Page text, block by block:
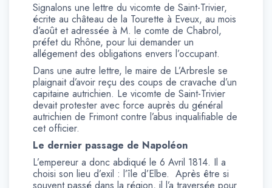
Signalons une lettre du vicomte de Saint-Trivier,
écrite au château de la Tourette à Eveux, au mois
d’août et adressée à M. le comte de Chabrol,
préfet du Rhône, pour lui demander un
allégement des obligations envers l’occupant.
Dans une autre lettre, le maire de L’Arbresle se
plaignait d’avoir reçu des coups de cravache d’un
capitaine autrichien. Le vicomte de Saint-Trivier
devait protester avec force auprès du général
autrichien de Frimont contre l’abus inqualifiable de
cet officier.
Le dernier passage de Napoléon
L’empereur a donc abdiqué le 6 Avril 1814. Il a
choisi son lieu d’exil : l’île d’Elbe. Après être si